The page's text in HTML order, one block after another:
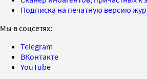
Подписка на печатную версию
Мы в соцсетях:
Telegram
ВКонтакте
YouTube